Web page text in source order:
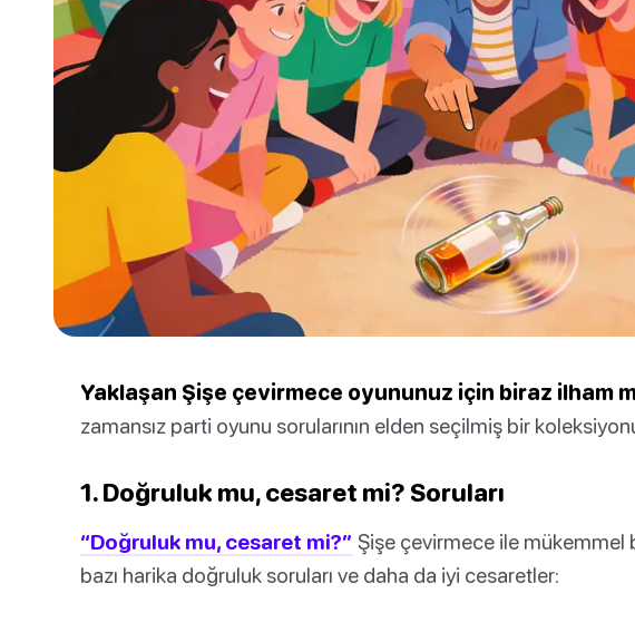
Yaklaşan Şişe çevirmece oyununuz için biraz ilham
zamansız parti oyunu sorularının elden seçilmiş bir
1. Doğruluk mu, cesaret mi? Soruları
“Doğruluk mu, cesaret mi?” Şişe çevirmece ile mükemmel
bazı harika doğruluk soruları ve daha da iyi cesaretler: